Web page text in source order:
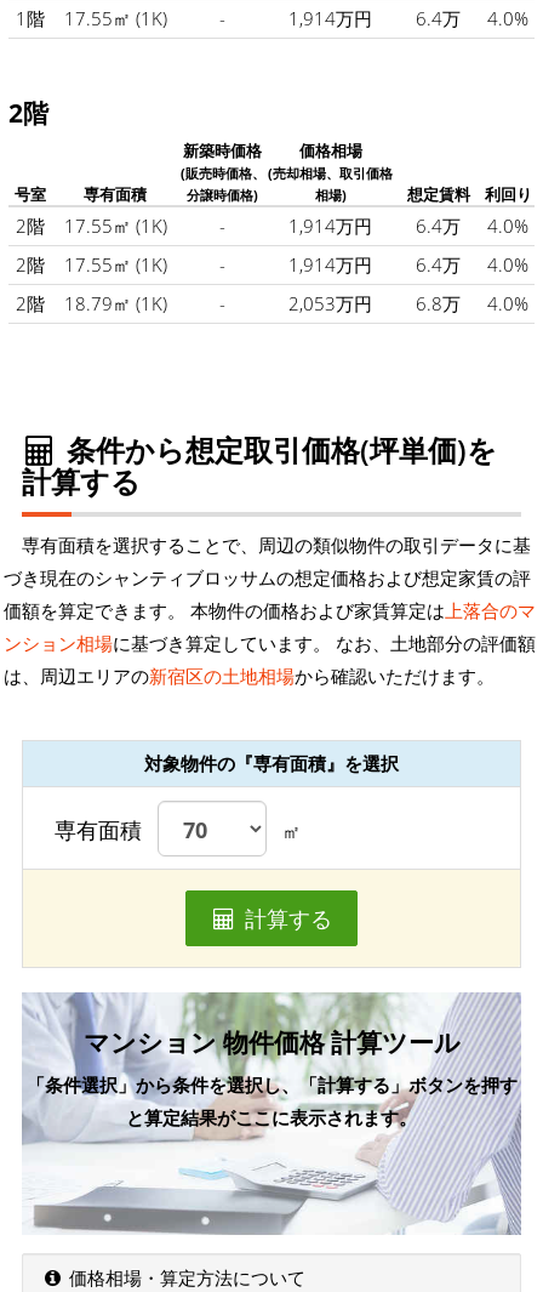
1階 17.55㎡ (1K) - 1,914万円 6.4万 4.0%
2階
号室 専有面積
新築時価格
(販売時価格、
分譲時価格)
価格相場
(売却相場、取引価格
相場)
想定賃料 利回り
2階 17.55㎡ (1K) - 1,914万円 6.4万
4.0%
2階
17.55㎡ (1K) - 1,914万円 6.4万
4.0%
2階
18.79㎡ (1K) - 2,053万円 6.8万 4.0%
条件から想定取引価格(坪単価)を
計算する
専有面積を選択することで、周辺の類似物件の取引データに基
づき現在のシャンティブロッサムの想定価格および想定家賃の評
価額を算定できます。 本物件の価格および家賃算定は上落合のマ
ンション相場に基づき算定しています。 なお、土地部分の評価額
は、周辺エリアの新宿区の土地相場から確認いただけます。
対象物件の『専有面積』を選択
専有面積 ㎡
計算する
マンション 物件価格 計算ツール
「条件選択」から条件を選択し、「計算する」ボタンを押す
と算定結果がここに表示されます。
価格相場・算定方法について